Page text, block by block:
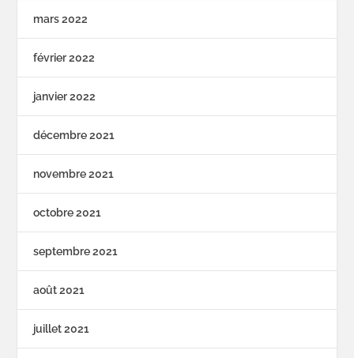
mars 2022
février 2022
janvier 2022
décembre 2021
novembre 2021
octobre 2021
septembre 2021
août 2021
juillet 2021